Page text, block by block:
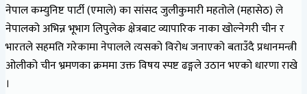
नेपाल कम्युनिष्ट पार्टी (एमाले) का सांसद जुलीकुमारी महतोले (महासेठ) ले
नेपालको अभिन्न भूभाग लिपुलेक क्षेत्रबाट व्यापारिक नाका खोल्नेगरी चीन र
भारतले सहमति गरेकामा नेपालले त्यसको विरोध जनाएको बताउँदै प्रधानमन्त्री
ओलीको चीन भ्रमणका क्रममा उक्त विषय स्पष्ट ढङ्गले उठान भएको धारणा राखे
।